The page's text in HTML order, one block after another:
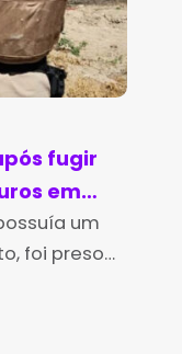
fugir
em
um
foi preso